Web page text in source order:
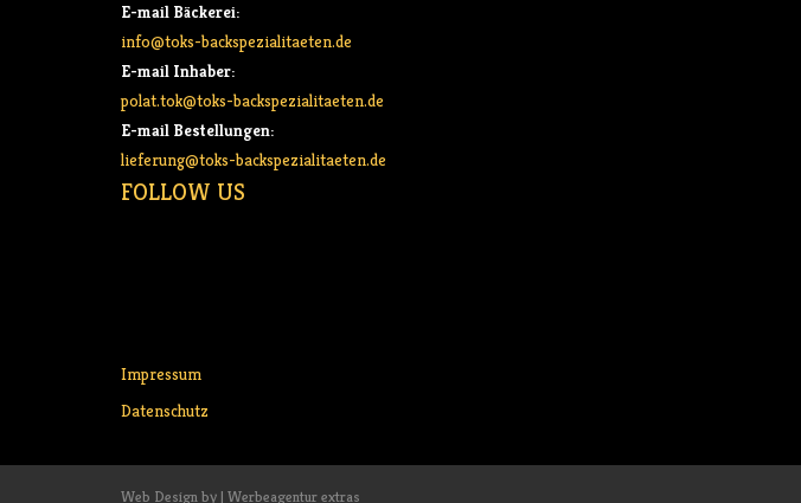
E-mail Bäckerei:
info@toks-backspezialitaeten.de
E-mail Inhaber:
polat.tok@toks-backspezialitaeten.de
E-mail Bestellungen:
lieferung@toks-backspezialitaeten.de
FOLLOW US
Impressum
Datenschutz
Web Design by | Werbeagentur extras